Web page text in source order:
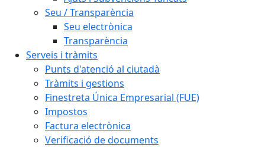
Seu / Transparència
Seu electrònica
Transparència
Serveis i tràmits
Punts d'atenció al ciutadà
Tràmits i gestions
Finestreta Única Empresarial (FUE)
Impostos
Factura electrònica
Verificació de documents